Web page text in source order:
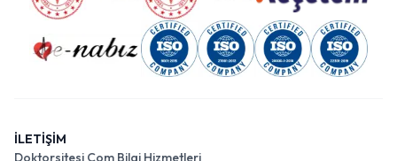
İLETİŞİM
Doktorsitesi Com Bilgi Hizmetleri